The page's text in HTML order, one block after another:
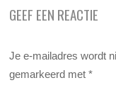
GEEF EEN REACTIE
Je e-mailadres wordt
gemarkeerd met*